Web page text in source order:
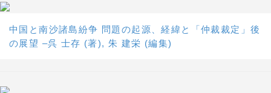
中国と南沙諸島紛争 問題の起源、経緯と「仲裁裁定」後
の展望 –呉 士存 (著), 朱 建栄 (編集)